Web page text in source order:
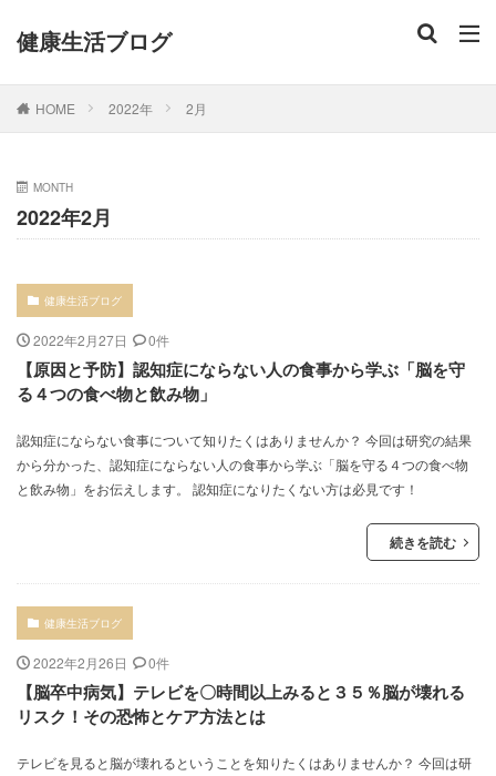
健康生活ブログ
HOME 2022年 2月
MONTH
2022年2月
健康生活ブログ
2022年2月27日 0件
【原因と予防】認知症にならない人の食事から学ぶ「脳を守
る４つの食べ物と飲み物」
認知症にならない食事について知りたくはありませんか？ 今回は研究の結果
から分かった、認知症にならない人の食事から学ぶ「脳を守る４つの食べ物
と飲み物」をお伝えします。 認知症になりたくない方は必見です！
続きを読む
健康生活ブログ
2022年2月26日 0件
【脳卒中病気】テレビを〇時間以上みると３５％脳が壊れる
リスク！その恐怖とケア方法とは
テレビを見ると脳が壊れるということを知りたくはありませんか？ 今回は研